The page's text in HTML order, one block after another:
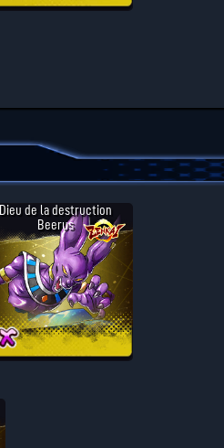
Dieu de la destruction
Beerus